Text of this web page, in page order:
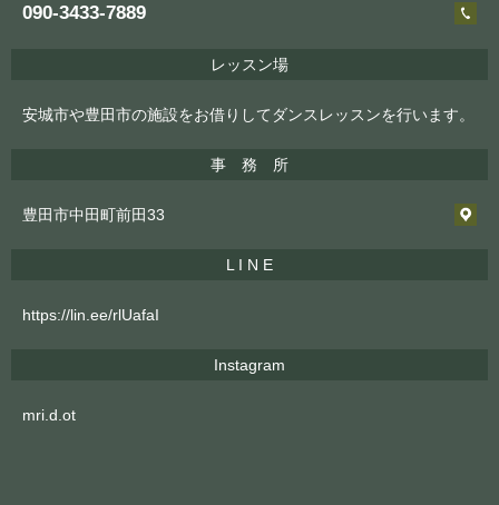
090-3433-7889
レッスン場
安城市や豊田市の施設をお借りしてダンスレッスンを行います。
事 務 所
豊田市中田町前田33
L I N E
https://lin.ee/rlUafaI
Instagram
mri.d.ot